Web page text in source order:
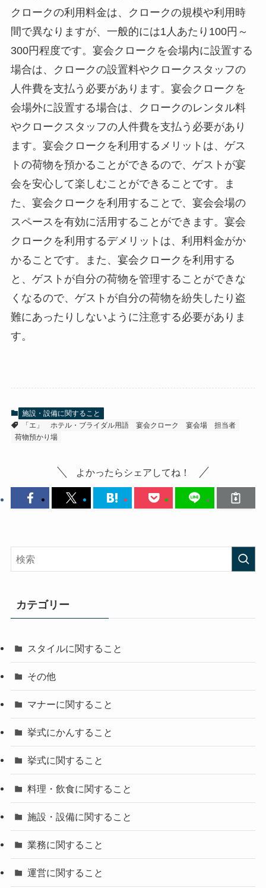
クロークの利用料金は、クロークの規模や利用時
間で異なりますが、一般的には1人あたり100円～
300円程度です。宴会クロークを会場内に設置する
場合は、クロークの設置料やクロークスタッフの
人件費を支払う必要があります。宴会クロークを
会場外に設置する場合は、クロークのレンタル料
やクロークスタッフの人件費を支払う必要があり
ます。宴会クロークを利用するメリットは、ゲス
トの荷物を預かることができるので、ゲストが宴
会を安心して楽しむことができることです。ま
た、宴会クロークを利用することで、宴会会場の
スペースを有効に活用することができます。宴会
クロークを利用するデメリットは、利用料金がか
かることです。また、宴会クロークを利用する
と、ゲストが自分の荷物を管理することができな
くなるので、ゲストが自分の荷物を紛失したり盗
難にあったりしないように注意する必要がありま
す。
施設・設備に関すること
「エ」
ホテル・ブライダル用語 宴会クローク 宴会場
担当者
荷物預かり場
よかったらシェアしてね！
カテゴリー
スタイルに関すること
その他
マナーに関すること
挙式にかんすること
挙式に関すること
料理・飲食に関すること
施設・設備に関すること
業務に関すること
運営に関すること